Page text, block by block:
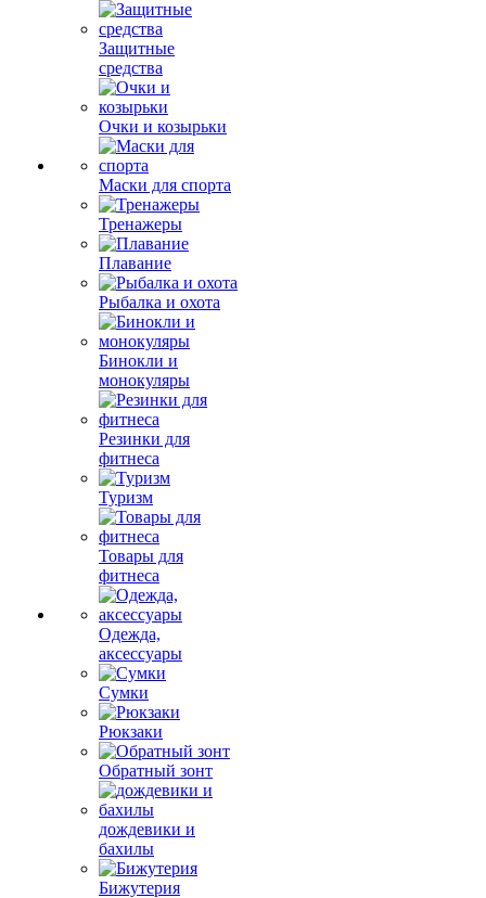
Защитные
средства
Очки и козырьки
Маски для спорта
Тренажеры
Плавание
Рыбалка и охота
Бинокли и
монокуляры
Резинки для
фитнеса
Туризм
Товары для
фитнеса
Одежда,
аксессуары
Сумки
Рюкзаки
Обратный зонт
дождевики и
бахилы
Бижутерия